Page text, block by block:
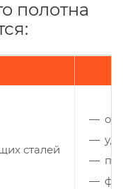
полотна
сталей